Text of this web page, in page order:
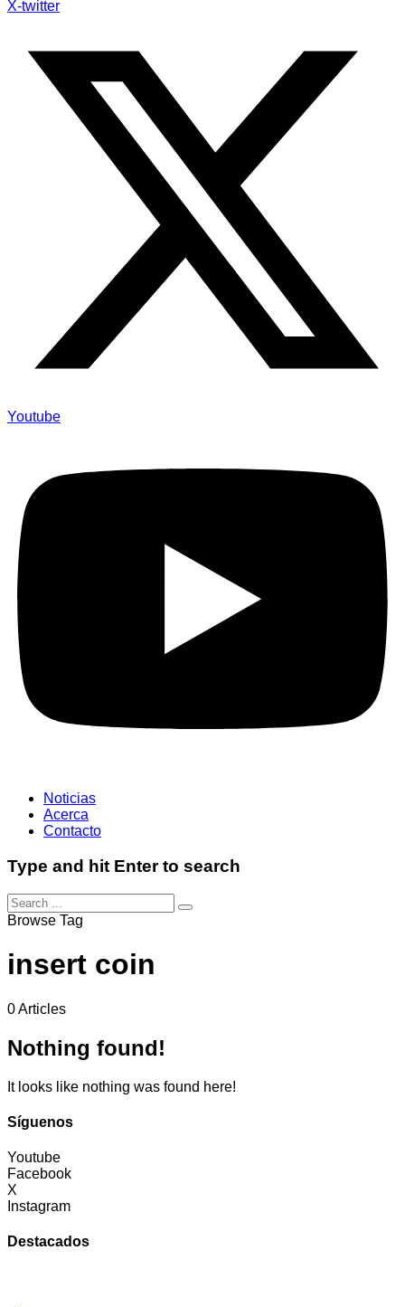
X-twitter
Youtube
Noticias
Acerca
Contacto
Type and hit Enter to search
Browse Tag
insert coin
0 Articles
Nothing found!
It looks like nothing was found here!
Síguenos
Youtube
Facebook
X
Instagram
Destacados